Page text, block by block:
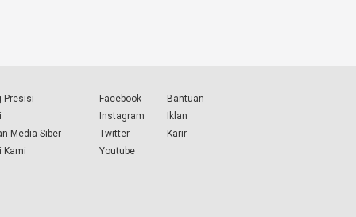
Presisi
Media Siber
Kami
Facebook
Instagram
Twitter
Youtube
Bantuan
Iklan
Karir